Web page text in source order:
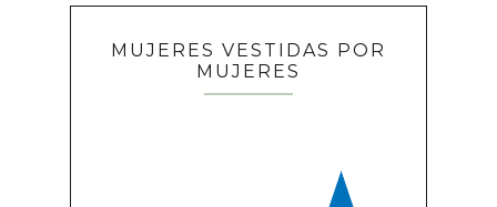
MUJERES VESTIDAS POR
MUJERES